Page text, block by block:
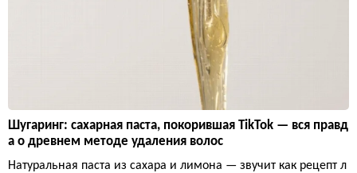
Шугаринг: сахарная паста, покорившая TikTok — вся правд
а о древнем методе удаления волос
Натуральная паста из сахара и лимона — звучит как рецепт л